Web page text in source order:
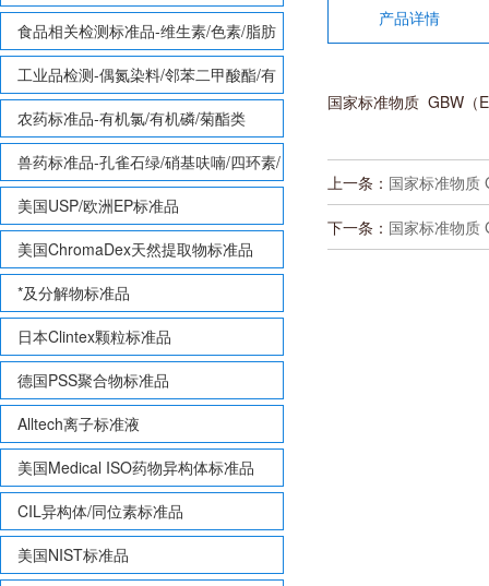
食品相关检测标准品-维生素/色素/脂肪
酸甲酯等
工业品检测-偶氮染料/邻苯二甲酸酯/有
机锡/多溴联苯/多溴联苯醚/多氯联苯
农药标准品-有机氯/有机磷/菊酯类
兽药标准品-孔雀石绿/硝基呋喃/四环素/
磺胺等
美国USP/欧洲EP标准品
美国ChromaDex天然提取物标准品
*及分解物标准品
日本Clintex颗粒标准品
德国PSS聚合物标准品
Alltech离子标准液
美国Medical ISO药物异构体标准品
CIL异构体/同位素标准品
美国NIST标准品
产品详情
国家标准物质 GBW
上一条： 国家标准物质
下一条： 国家标准物质